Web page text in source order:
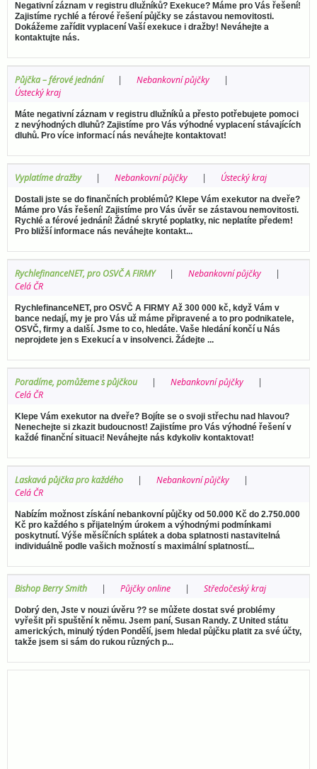
Negativní záznam v registru dlužníků? Exekuce? Máme pro Vás řešení!
Zajistíme rychlé a férové řešení půjčky se zástavou nemovitosti.
Dokážeme zařídit vyplacení Vaší exekuce i dražby! Neváhejte a
kontaktujte nás.
Půjčka – férové jednání
Nebankovní půjčky
Ústecký kraj
Máte negativní záznam v registru dlužníků a přesto potřebujete pomoci
z nevýhodných dluhů? Zajistíme pro Vás výhodné vyplacení stávajících
dluhů. Pro více informací nás neváhejte kontaktovat!
Vyplatíme dražby Nebankovní půjčky Ústecký kraj
Dostali jste se do finančních problémů? Klepe Vám exekutor na dveře?
Máme pro Vás řešení! Zajistíme pro Vás úvěr se zástavou nemovitosti.
Rychlé a férové jednání! Žádné skryté poplatky, nic neplatíte předem!
Pro bližší informace nás neváhejte kontakt...
RychlefinanceNET, pro OSVČ A FIRMY
Nebankovní půjčky
Celá ČR
RychlefinanceNET, pro OSVČ A FIRMY Až 300 000 kč, když Vám v
bance nedají, my je pro Vás už máme připravené a to pro podnikatele,
OSVČ, firmy a další. Jsme to co, hledáte. Vaše hledání končí u Nás
neprojdete jen s Exekucí a v insolvenci. Žádejte ...
Poradíme, pomůžeme s půjčkou
Nebankovní půjčky
Celá ČR
Klepe Vám exekutor na dveře? Bojíte se o svoji střechu nad hlavou?
Nenechejte si zkazit budoucnost! Zajistíme pro Vás výhodné řešení v
každé finanční situaci! Neváhejte nás kdykoliv kontaktovat!
Laskavá půjčka pro každého
Nebankovní půjčky
Celá ČR
Nabízím možnost získání nebankovní půjčky od 50.000 Kč do 2.750.000
Kč pro každého s přijatelným úrokem a výhodnými podmínkami
poskytnutí. Výše měsíčních splátek a doba splatnosti nastavitelná
individuálně podle vašich možností s maximální splatností...
Bishop Berry Smith Půjčky online Středočeský kraj
Dobrý den, Jste v nouzi úvěru ?? se můžete dostat své problémy
vyřešit při spuštění k němu. Jsem paní, Susan Randy. Z United státu
amerických, minulý týden Pondělí, jsem hledal půjčku platit za své účty,
takže jsem si sám do rukou různých p...